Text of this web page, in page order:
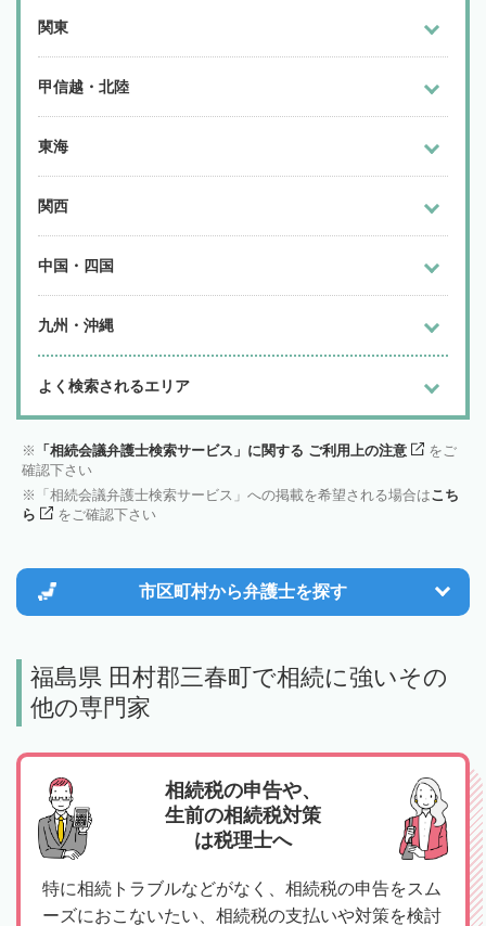
関東
甲信越・北陸
東海
関西
中国・四国
九州・沖縄
よく検索されるエリア
「相続会議弁護士検索サービス」に関する ご利用上の注意
をご
確認下さい
「相続会議弁護士検索サービス」への掲載を希望される場合はこち
ら
をご確認下さい
市区町村から弁護士を探す
福島県 田村郡三春町で相続に強いその
他の専門家
相続税の申告や、
生前の相続税対策
は税理士へ
特に相続トラブルなどがなく、相続税の申告をスム
ーズにおこないたい、相続税の支払いや対策を検討